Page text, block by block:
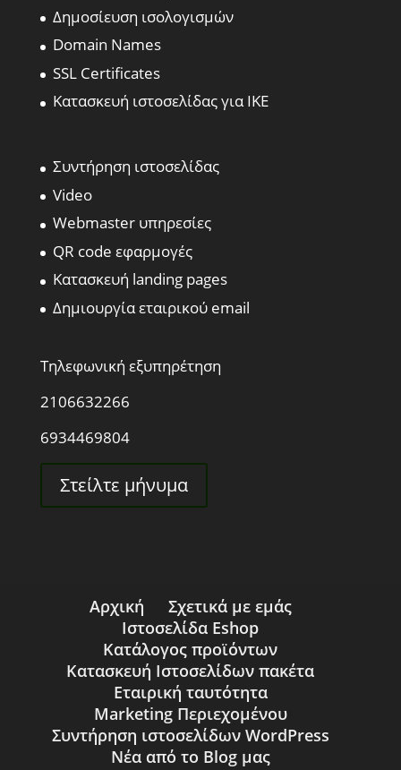
Δημοσίευση ισολογισμών
Domain Names
SSL Certificates
Κατασκευή ιστοσελίδας για ΙΚΕ
Συντήρηση ιστοσελίδας
Video
Webmaster υπηρεσίες
QR code εφαρμογές
Κατασκευή landing pages
Δημιουργία εταιρικού email
Τηλεφωνική εξυπηρέτηση
2106632266
6934469804
Στείλτε μήνυμα
Αρχική
Σχετικά με εμάς
Ιστοσελίδα Eshop
Κατάλογος προϊόντων
Κατασκευή Ιστοσελίδων πακέτα
Εταιρική ταυτότητα
Marketing Περιεχομένου
Συντήρηση ιστοσελίδων WordPress
Νέα από το Blog μας